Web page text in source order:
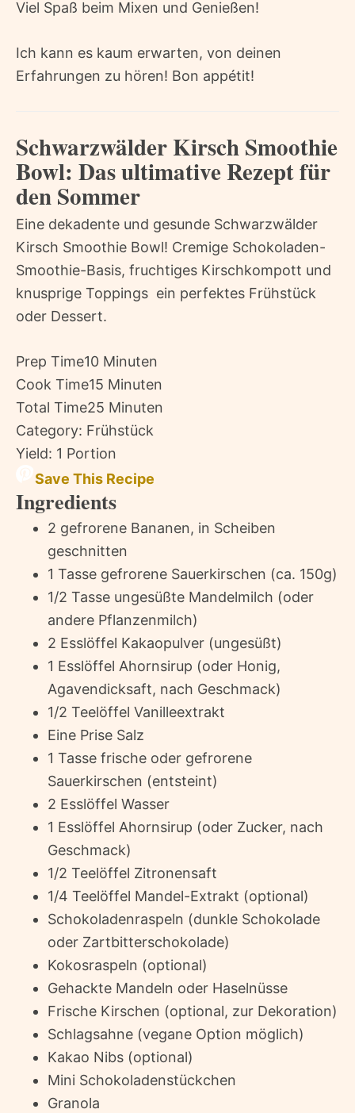
Viel Spaß beim Mixen und Genießen!
Ich kann es kaum erwarten, von deinen
Erfahrungen zu hören! Bon appétit!
Schwarzwälder Kirsch Smoothie
Bowl: Das ultimative Rezept für
den Sommer
Eine dekadente und gesunde Schwarzwälder
Kirsch Smoothie Bowl! Cremige Schokoladen-
Smoothie-Basis, fruchtiges Kirschkompott und
knusprige Toppings  ein perfektes Frühstück
oder Dessert.
Prep Time10 Minuten
Cook Time15 Minuten
Total Time25 Minuten
Category: Frühstück
Yield: 1 Portion
Save This Recipe
Ingredients
2 gefrorene Bananen, in Scheiben
geschnitten
1 Tasse gefrorene Sauerkirschen (ca. 150g)
1/2 Tasse ungesüßte Mandelmilch (oder
andere Pflanzenmilch)
2 Esslöffel Kakaopulver (ungesüßt)
1 Esslöffel Ahornsirup (oder Honig,
Agavendicksaft, nach Geschmack)
1/2 Teelöffel Vanilleextrakt
Eine Prise Salz
1 Tasse frische oder gefrorene
Sauerkirschen (entsteint)
2 Esslöffel Wasser
1 Esslöffel Ahornsirup (oder Zucker, nach
Geschmack)
1/2 Teelöffel Zitronensaft
1/4 Teelöffel Mandel-Extrakt (optional)
Schokoladenraspeln (dunkle Schokolade
oder Zartbitterschokolade)
Kokosraspeln (optional)
Gehackte Mandeln oder Haselnüsse
Frische Kirschen (optional, zur Dekoration)
Schlagsahne (vegane Option möglich)
Kakao Nibs (optional)
Mini Schokoladenstückchen
Granola